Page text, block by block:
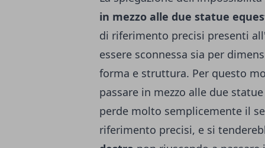
in mezzo alle due statue
di riferimento precisi presenti
essere sconnessa sia per
forma e struttura. Per questo
passare in mezzo alle due
perde molto semplicemente il
riferimento precisi, e si